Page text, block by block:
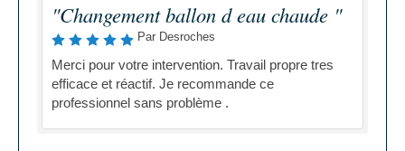
"Changement ballon d eau chaude "
Par Desroches
Merci pour votre intervention. Travail propre tres
efficace et réactif. Je recommande ce
professionnel sans problème .